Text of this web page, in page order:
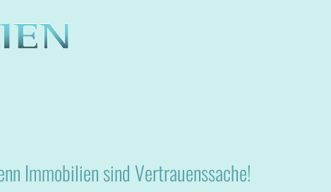
Immobilien sind Vertrauenssache!